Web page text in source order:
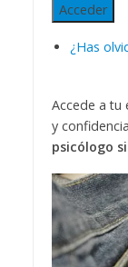
Acceder
¿Has
Accede a tu
y
psicólogo